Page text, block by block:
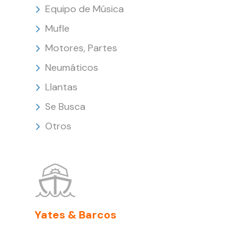
Equipo de Música
Mufle
Motores, Partes
Neumáticos
Llantas
Se Busca
Otros
Yates & Barcos